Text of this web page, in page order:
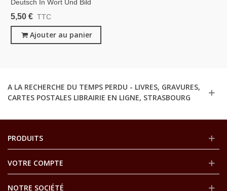
Deutsch In Wort Und Bild
DWB Band 2, Martin,
D'exercices D'allemand
5,50 € TTC
Ajouter au panier
A LA RECHERCHE DU TEMPS PERDU - LIVRES, GRAVURES,
CARTES POSTALES LIBRAIRIE EN LIGNE, STRASBOURG
PRODUITS
VOTRE COMPTE
NOTRE SOCIÉTÉ